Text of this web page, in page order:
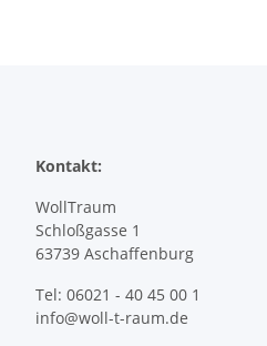
Kontakt:
WollTraum
Schloßgasse 1
63739 Aschaffenburg
Tel: 06021 - 40 45 00 1
info@woll-t-raum.de